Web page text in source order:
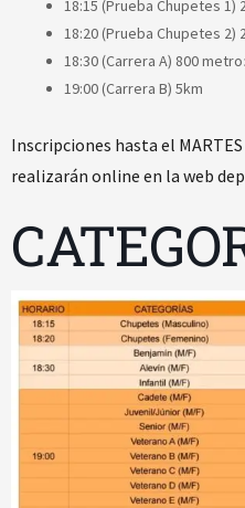
18:15 (Prueba Chupetes 1)
18:20 (Prueba Chupetes 2)
18:30 (Carrera A) 800
19:00 (Carrera B) 5km
Inscripciones hasta el MARTES
realizarán online en la web